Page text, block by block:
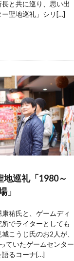
と共に巡り、思い出
聖地巡礼」シリ[…]
巡礼「1980～
」
祐氏と、ゲームディ
でライターとしても
こうじ氏のお2人が、
ていたゲームセンター
語るコーナ[…]